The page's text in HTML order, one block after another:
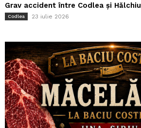
Grav accident între Codlea și Hălchiu
Codlea 23 iulie 2026